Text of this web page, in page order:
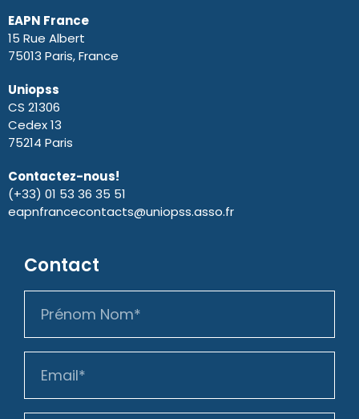
EAPN France
15 Rue Albert
75013 Paris, France
Uniopss
CS 21306
Cedex 13
75214 Paris
Contactez-nous!
(+33) 01 53 36 35 51
eapnfrancecontacts@uniopss.asso.fr
Contact